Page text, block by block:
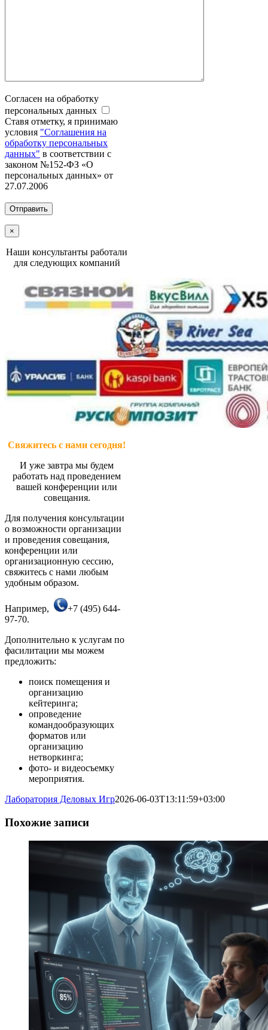
Согласен на обработку
персональных данных
Ставя отметку, я принимаю
условия "Соглашения на
обработку персональных
данных" в соответствии с
законом №152-ФЗ «О
персональных данных» от
27.07.2006
×
Наши консультанты работали
для следующих компаний
Свяжитесь с нами сегодня!
И уже завтра мы будем
работать над проведением
вашей конференции или
совещания.
Для получения консультации
о возможности организации
и проведения совещания,
конференции или
организационную сессию,
свяжитесь с нами любым
удобным образом.
Например,
+7 (495) 644-
97-70.
Дополнительно к услугам по
фасилитации мы можем
предложить:
поиск помещения и
организацию
кейтеринга;
опроведение
командообразующих
форматов или
организацию
нетворкинга;
фото- и видеосъемку
мероприятия.
Лаборатория Деловых Игр2026-06-03T13:11:59+03:00
Похожие записи